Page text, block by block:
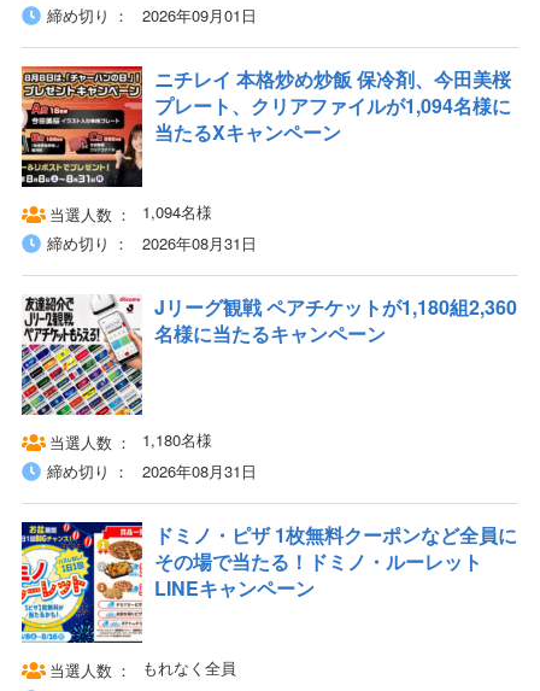
締め切り
2026年09月01日
ニチレイ 本格炒め炒飯 保冷剤、今田美桜
プレート、クリアファイルが1,094名様に
当たるXキャンペーン
当選人数
1,094名様
締め切り
2026年08月31日
Jリーグ観戦 ペアチケットが1,180組2,360
名様に当たるキャンペーン
当選人数
1,180名様
締め切り
2026年08月31日
ドミノ・ピザ 1枚無料クーポンなど全員に
その場で当たる！ドミノ・ルーレット
LINEキャンペーン
当選人数
もれなく全員